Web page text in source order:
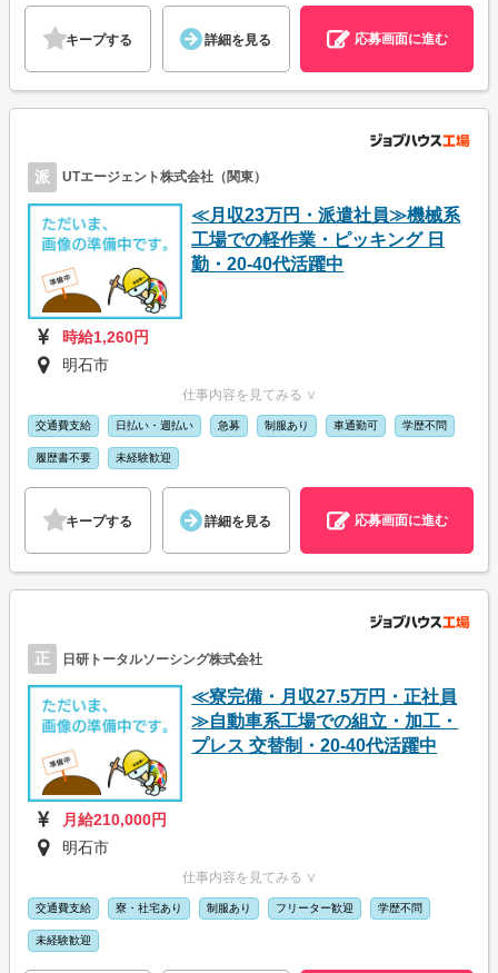
キープする 詳細を見る 応募画面に進む
派 UTエージェント株式会社（関東）
≪月収23万円・派遣社員≫機械系
工場での軽作業・ピッキング 日
勤・20-40代活躍中
時給1,260円
明石市
仕事内容を見てみる ∨
交通費支給 日払い・週払い 急募 制服あり 車通勤可 学歴不問
履歴書不要 未経験歓迎
キープする 詳細を見る 応募画面に進む
正 日研トータルソーシング株式会社
≪寮完備・月収27.5万円・正社員
≫自動車系工場での組立・加工・
プレス 交替制・20-40代活躍中
月給210,000円
明石市
仕事内容を見てみる ∨
交通費支給 寮・社宅あり 制服あり フリーター歓迎 学歴不問
未経験歓迎